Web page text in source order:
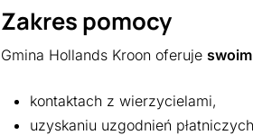
Zakres pomocy
Gmina Hollands Kroon oferuje
kontaktach z wierzycielami,
uzyskaniu uzgodnień